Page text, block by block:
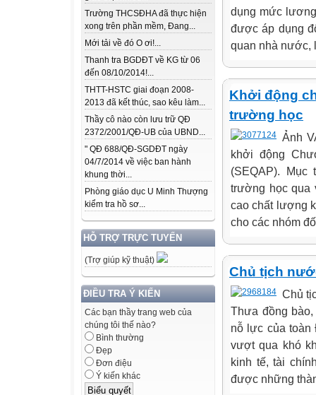
Trường THCSĐHA đã thực hiện
xong trên phần mềm, Đang...
Mới tải về đó O ơi!...
Thanh tra BGDĐT về KG từ 06
đến 08/10/2014!...
THTT-HSTC giai đoạn 2008-
2013 đã kết thúc, sao kêu làm...
Thầy cô nào còn lưu trữ QĐ
2372/2001/QĐ-UB của UBND...
" QĐ 688/QĐ-SGDĐT ngày
04/7/2014 về việc ban hành
khung thời...
Phòng giáo dục U Minh Thượng
kiểm tra hồ sơ...
HỖ TRỢ TRỰC TUYẾN
(Trợ giúp kỹ thuật)
ĐIỀU TRA Ý KIẾN
Các bạn thầy trang web của
chúng tôi thế nào?
Bình thường
Đẹp
Đơn điệu
Ý kiến khác
dụng mức
được áp dụng
quan nhà nước,
Khởi động
trường học
Ảnh
khởi động
(SEQAP).
trường học qua
cao chất lượng
cho các nhóm
Chủ tịch
Chủ
Thưa đồng
nỗ lực của toàn
vượt qua khó
kinh tế, tài
được những